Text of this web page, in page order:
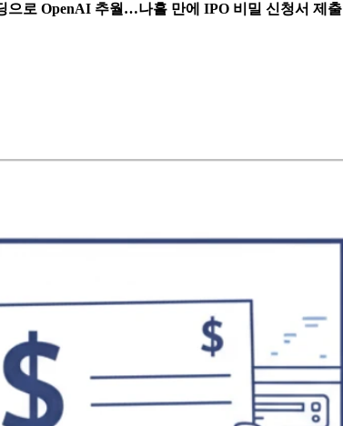
으로 OpenAI 추월…나흘 만에 IPO 비밀 신청서 제출